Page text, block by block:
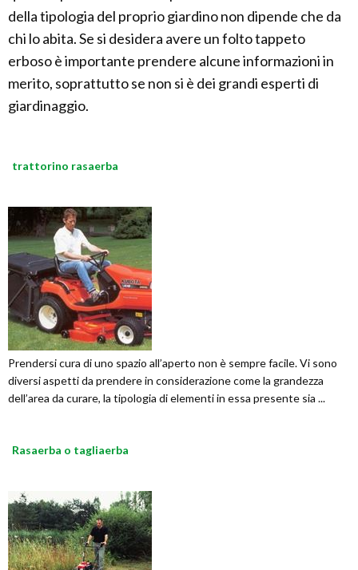
della tipologia del proprio giardino non dipende che da
chi lo abita. Se si desidera avere un folto tappeto
erboso è importante prendere alcune informazioni in
merito, soprattutto se non si è dei grandi esperti di
giardinaggio.
trattorino rasaerba
Prendersi cura di uno spazio all’aperto non è sempre facile. Vi sono
diversi aspetti da prendere in considerazione come la grandezza
dell’area da curare, la tipologia di elementi in essa presente sia ...
Rasaerba o tagliaerba